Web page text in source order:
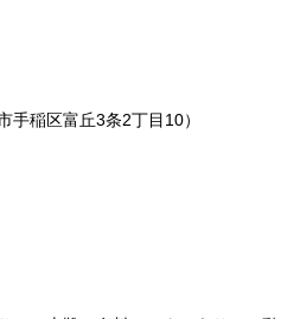
手稲区富丘3条2丁目10）